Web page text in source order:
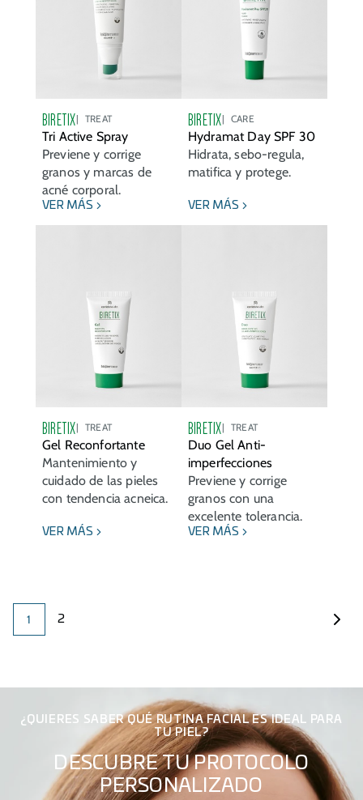
BIRETIX TREAT
Tri Active Spray
Previene y corrige
granos y marcas de
acné corporal.
VER MÁS
BIRETIX CARE
Hydramat Day SPF 30
Hidrata, sebo-regula,
matifica y protege.
VER MÁS
BIRETIX TREAT
Gel Reconfortante
Mantenimiento y
cuidado de las pieles
con tendencia acneica.
VER MÁS
BIRETIX TREAT
Duo Gel Anti-
imperfecciones
Previene y corrige
granos con una
excelente tolerancia.
VER MÁS
1 2
¿QUIERES SABER QUÉ RUTINA FACIAL ES IDEAL PARA
TU PIEL?
DESCUBRE TU PROTOCOLO
PERSONALIZADO